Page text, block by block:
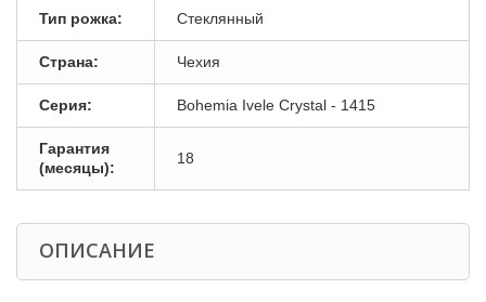
Тип рожка: Стеклянный
Страна: Чехия
Серия: Bohemia Ivele Crystal - 1415
Гарантия
(месяцы):
18
ОПИСАНИЕ